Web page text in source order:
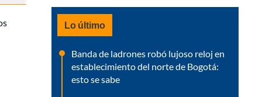
Lo último
Banda de ladrones robó lujoso reloj en
establecimiento del norte de Bogotá:
esto se sabe